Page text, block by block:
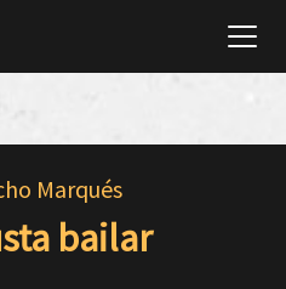
Marqués
bailar